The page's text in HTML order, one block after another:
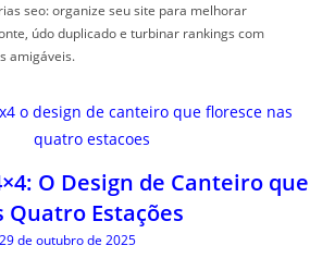
seo: organize seu site para melhorar
údo duplicado e turbinar rankings com
amigáveis.
O Design de Canteiro que
Quatro Estações
29 de outubro de 2025